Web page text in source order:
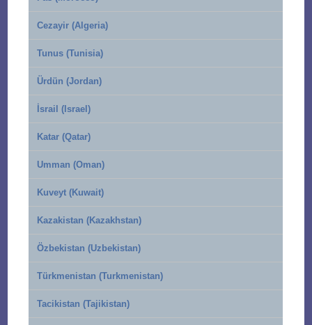
Cezayir (Algeria)
Tunus (Tunisia)
Ürdün (Jordan)
İsrail (Israel)
Katar (Qatar)
Umman (Oman)
Kuveyt (Kuwait)
Kazakistan (Kazakhstan)
Özbekistan (Uzbekistan)
Türkmenistan (Turkmenistan)
Tacikistan (Tajikistan)